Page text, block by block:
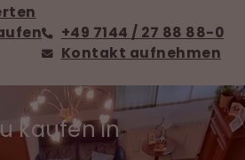
+49 7144 / 27 88 88-0
Kontakt aufnehmen
kaufen in